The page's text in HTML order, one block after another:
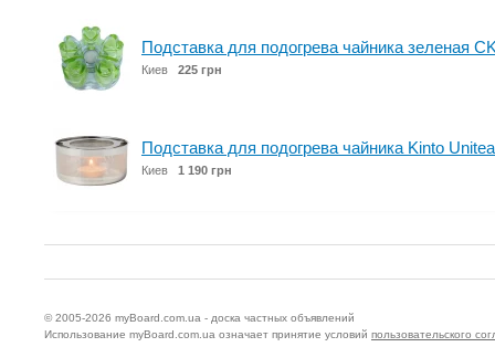
Подставка для подогрева чайника зеленая
Киев 225 грн
Подставка для подогрева чайника Kinto Unitea
Киев 1 190 грн
© 2005-2026 myBoard.com.ua - доска частных объявлений
Использование myBoard.com.ua означает принятие условий пользовательского